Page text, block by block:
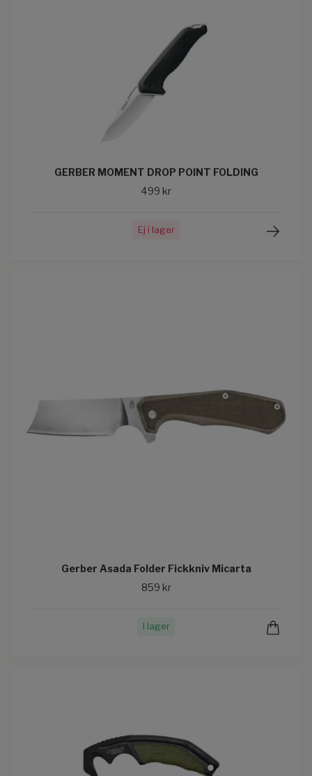
GERBER MOMENT DROP POINT FOLDING
499 kr
Ej i lager
Gerber Asada Folder Fickkniv Micarta
859 kr
I lager